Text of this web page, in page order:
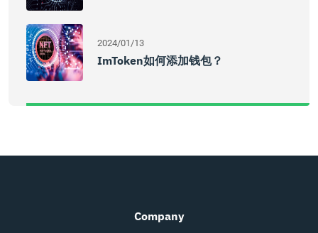
2024/01/13
ImToken如何添加钱包？
Company